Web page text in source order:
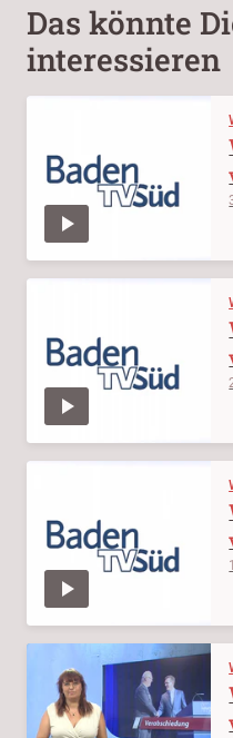
Das könnte
interessieren